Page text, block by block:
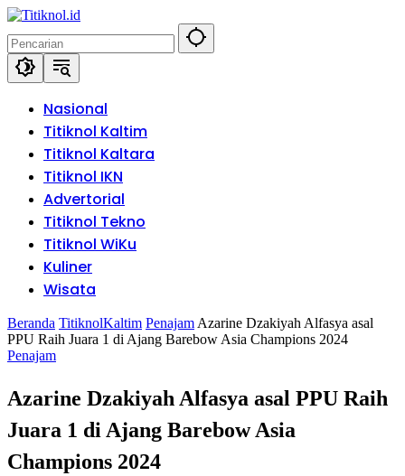
Langsung
konten
Nasional
Titiknol Kaltim
Titiknol Kaltara
Titiknol IKN
Advertorial
Titiknol Tekno
Titiknol WiKu
Kuliner
Wisata
Beranda TitiknolKaltim Penajam Azarine Dzakiyah Alfasya asal
PPU Raih Juara 1 di Ajang Barebow Asia Champions 2024
Penajam
Azarine Dzakiyah Alfasya asal PPU Raih
Juara 1 di Ajang Barebow Asia
Champions 2024